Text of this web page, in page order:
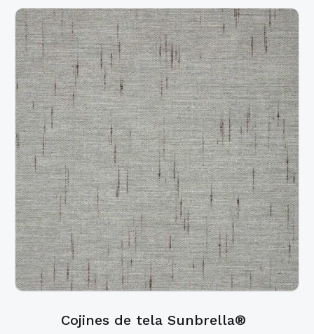
Cojines de tela Sunbrella®